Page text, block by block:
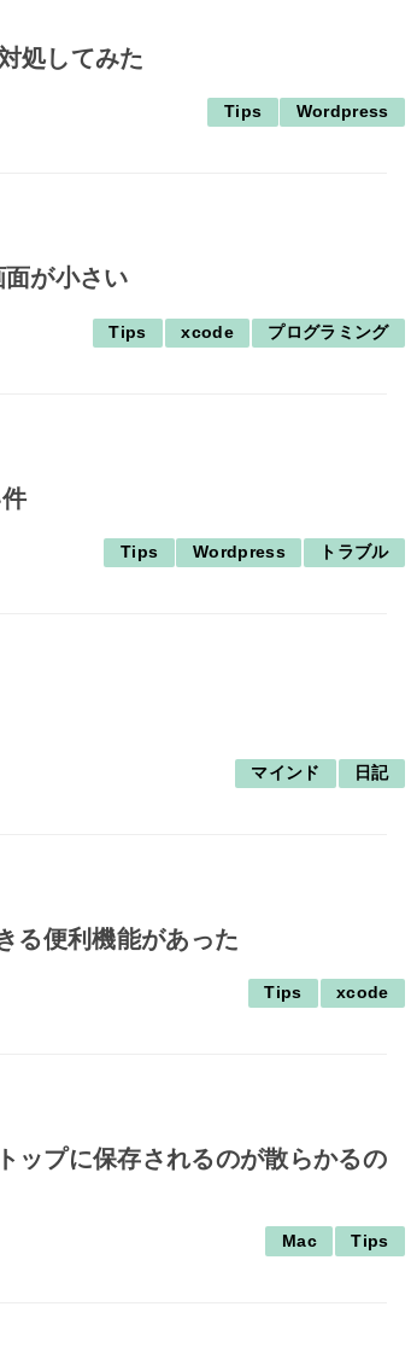
処してみた
Tips Wordpress
が小さい
Tips xcode プログラミング
Tips Wordpress トラブル
マインド 日記
る便利機能があった
Tips xcode
ップに保存されるのが散らかるの
Mac Tips